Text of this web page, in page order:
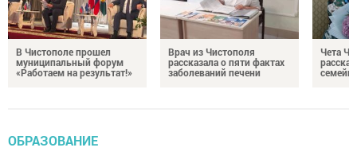
В Чистополе прошел
муниципальный форум
«Работаем на результат!»
Врач из Чистополя
рассказала о пяти фактах
заболеваний печени
Чета
ОБРАЗОВАНИЕ